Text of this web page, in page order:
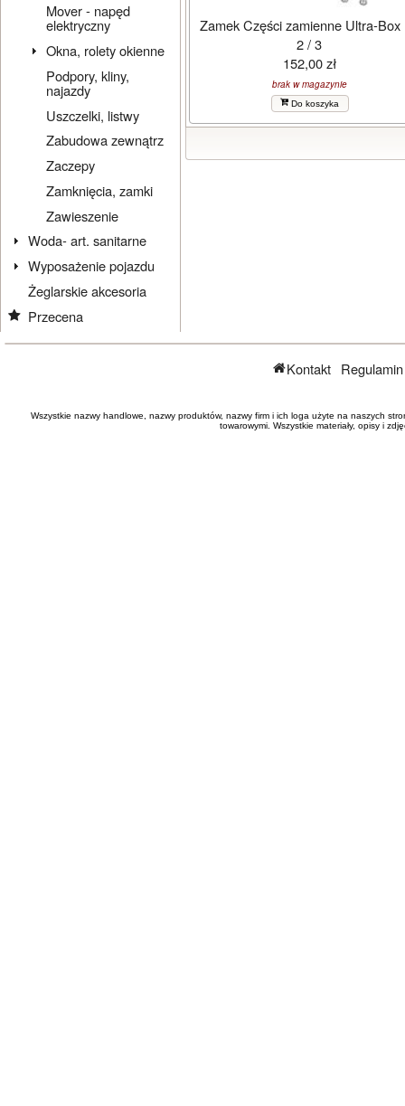
Mover - napęd
elektryczny
Okna, rolety okienne
Podpory, kliny,
najazdy
Uszczelki, listwy
Zabudowa zewnątrz
Zaczepy
Zamknięcia, zamki
Zawieszenie
Woda- art. sanitarne
Wyposażenie pojazdu
Żeglarskie akcesoria
Przecena
Zamek Części zamienne Ultra-Box
2 / 3
152,00 zł
brak w magazynie
Do koszyka
Kontakt
Wszystkie nazwy handlowe, nazwy produktów, nazwy firm i ich loga użyte na naszych
towarowymi. Wszystkie materiały, opisy i